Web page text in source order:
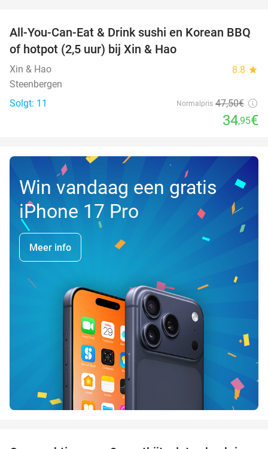
26%
DAG
All-You-Can-Eat & Drink sushi en Korean BBQ
of hotpot (2,5 uur) bij Xin & Hao
Xin & Hao 8.8 star
Steenbergen
Solgt: 11
Normalpris 47,50€
34,95€
Win vandaag een gratis
iPhone 17 Pro
Meer info